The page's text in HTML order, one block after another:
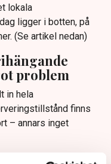
lokala
ligger i botten, på
(Se artikel nedan)
problem
in hela
finns
– annars inget